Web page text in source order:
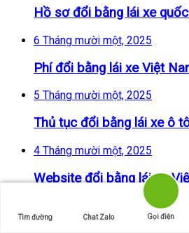
Hồ sơ đổi bằng lái xe
6 Tháng mười một, 2025
Phí đổi bằng lái xe Việt
5 Tháng mười một, 2025
Thủ tục đổi bằng lái xe ô
4 Tháng mười một, 2025
Website đổi bằng lái xe
Tìm đường Chat Zalo Gọi điện